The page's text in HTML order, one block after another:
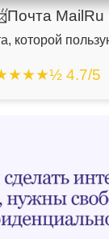
MailRu
которой
4.7/5